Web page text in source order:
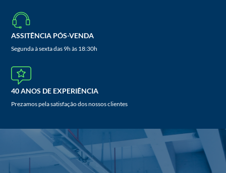
ASSITÊNCIA PÓS-VENDA
Segunda à sexta das 9h às 18:30h
40 ANOS DE EXPERIÊNCIA
Prezamos pela satisfação dos nossos clientes